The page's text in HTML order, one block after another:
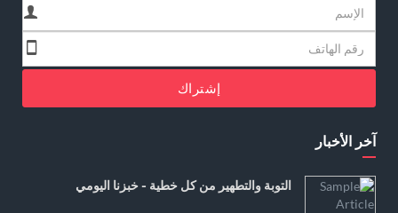
إشتراك
آخر الأخبار
التوبة والتطهير من كل خطية - خبزنا اليومي